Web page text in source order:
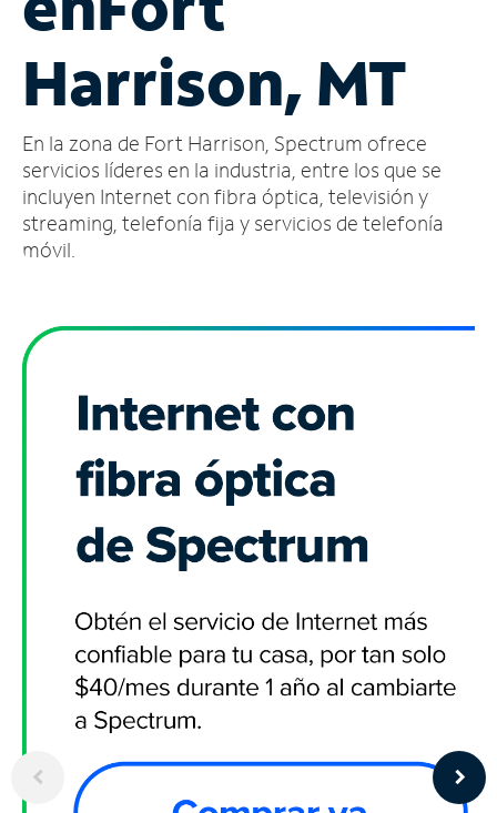
cuenta
Encuentra
tienda
Harrison, MT
En la zona de Fort Harrison, Spectrum ofrece
servicios líderes en la industria, entre los que se
incluyen Internet con fibra óptica, televisión y
streaming, telefonía fija y servicios de telefonía
móvil.